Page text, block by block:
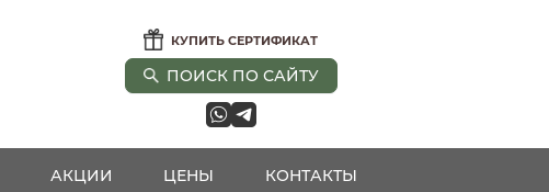
КУПИТЬ СЕРТИФИКАТ
ПОИСК ПО САЙТУ
АКЦИИ ЦЕНЫ КОНТАКТЫ